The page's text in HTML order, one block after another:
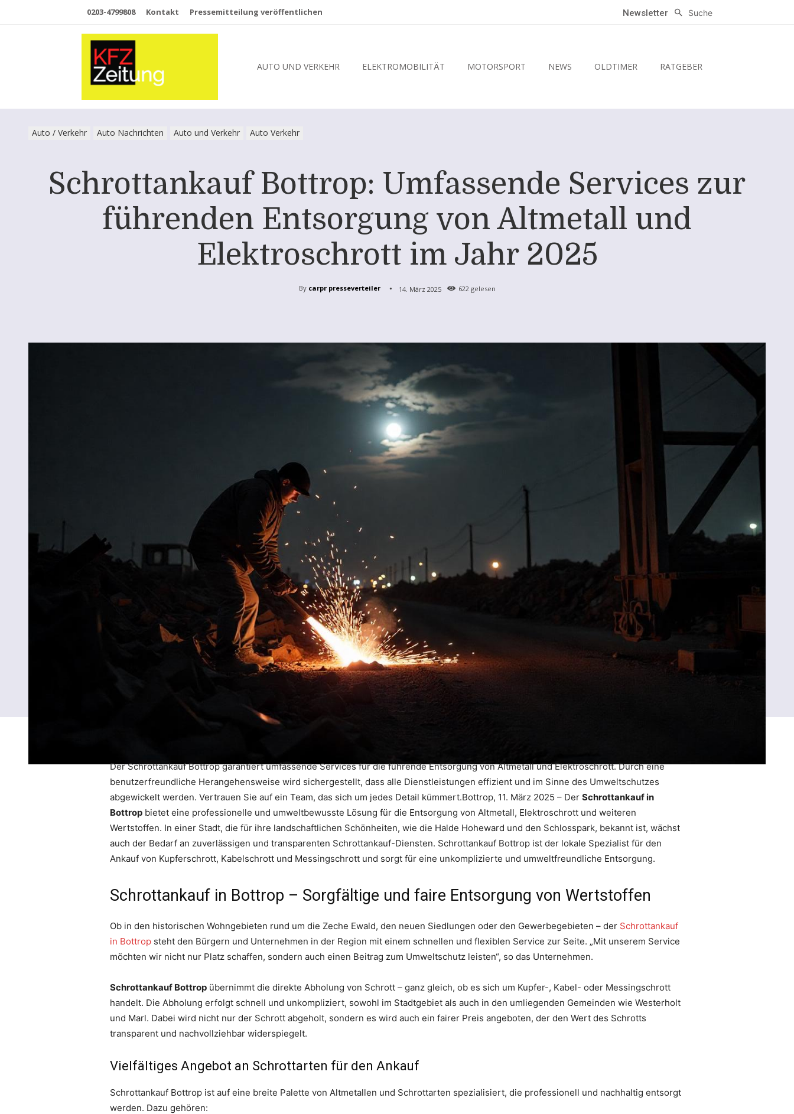
0203-4799808 Kontakt Pressemitteilung veröffentlichen Newsletter Suche
AUTO UND VERKEHR ELEKTROMOBILITÄT MOTORSPORT NEWS OLDTIMER RATGEBER
Auto / Verkehr Auto Nachrichten Auto und Verkehr Auto Verkehr
Schrottankauf Bottrop: Umfassende Services zur
führenden Entsorgung von Altmetall und
Elektroschrott im Jahr 2025
By carpr presseverteiler 14. März 2025 622gelesen
Der Schrottankauf Bottrop garantiert umfassende Services für die führende Entsorgung von Altmetall und Elektroschrott. Durch eine
benutzerfreundliche Herangehensweise wird sichergestellt, dass alle Dienstleistungen effizient und im Sinne des Umweltschutzes
abgewickelt werden. Vertrauen Sie auf ein Team, das sich um jedes Detail kümmert.Bottrop, 11. März 2025 – Der Schrottankauf in
Bottrop bietet eine professionelle und umweltbewusste Lösung für die Entsorgung von Altmetall, Elektroschrott und weiteren
Wertstoffen. In einer Stadt, die für ihre landschaftlichen Schönheiten, wie die Halde Hoheward und den Schlosspark, bekannt ist, wächst
auch der Bedarf an zuverlässigen und transparenten Schrottankauf-Diensten. Schrottankauf Bottrop ist der lokale Spezialist für den
Ankauf von Kupferschrott, Kabelschrott und Messingschrott und sorgt für eine unkomplizierte und umweltfreundliche Entsorgung.
Schrottankauf in Bottrop – Sorgfältige und faire Entsorgung von Wertstoffen
Ob in den historischen Wohngebieten rund um die Zeche Ewald, den neuen Siedlungen oder den Gewerbegebieten – der Schrottankauf
in Bottrop steht den Bürgern und Unternehmen in der Region mit einem schnellen und flexiblen Service zur Seite. „Mit unserem Service
möchten wir nicht nur Platz schaffen, sondern auch einen Beitrag zum Umweltschutz leisten“, so das Unternehmen.
Schrottankauf Bottrop übernimmt die direkte Abholung von Schrott – ganz gleich, ob es sich um Kupfer-, Kabel- oder Messingschrott
handelt. Die Abholung erfolgt schnell und unkompliziert, sowohl im Stadtgebiet als auch in den umliegenden Gemeinden wie Westerholt
und Marl. Dabei wird nicht nur der Schrott abgeholt, sondern es wird auch ein fairer Preis angeboten, der den Wert des Schrotts
transparent und nachvollziehbar widerspiegelt.
Vielfältiges Angebot an Schrottarten für den Ankauf
Schrottankauf Bottrop ist auf eine breite Palette von Altmetallen und Schrottarten spezialisiert, die professionell und nachhaltig entsorgt
werden. Dazu gehören: